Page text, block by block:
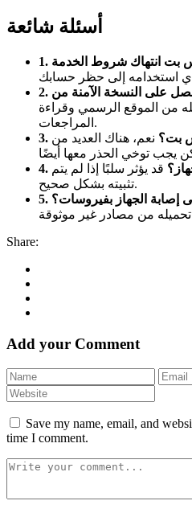
أسئلة شائعة
1. هل يسبب تطبيق وان اكس بت انتهاك شروط الخدمة
2. كيف يمكنني التأكد من أنني أحصل على النسخة الآمنة من
من الموقع الرسمي وقراءة
المراجعات.
بت؟ نعم، هناك العديد من
قد يؤثر سلبًا إذا لم يتم
تثبيته بشكل صحيح.
إصابة الجهاز بفيروسات؟
Share:
Add your Comment
Save my name, email, and
time I comment.